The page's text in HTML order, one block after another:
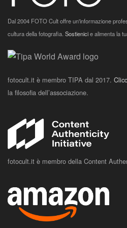
Dal 2004 FOTO Cult offre un'informazione
cultura della fotografia. Sostienicie alimenta la
fotocult.it è membro TIPA dal 2017.
la filosofia dell’associazione.
fotocult.it è membro della Content